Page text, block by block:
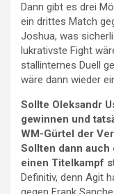
Dann gibt es drei
ein drittes Match
Joshua, was
lukrativste Fight
stallinternes Duell
wäre dann wieder
Sollte Oleksandr
gewinnen und
WM-Gürtel der
Sollten dann auch
einen Titelkampf
Definitiv, denn Agit